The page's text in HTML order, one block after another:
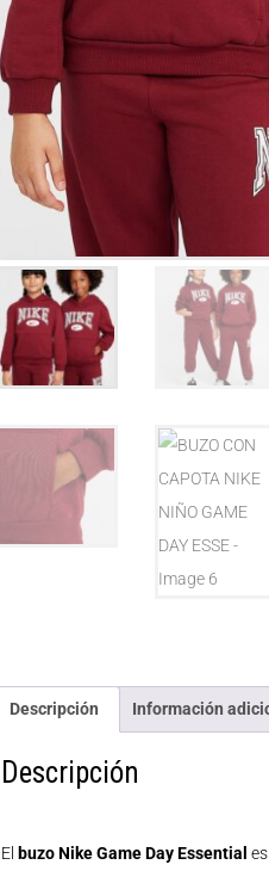
Descripción Información
Descripción
El buzo Nike Game Day Essential